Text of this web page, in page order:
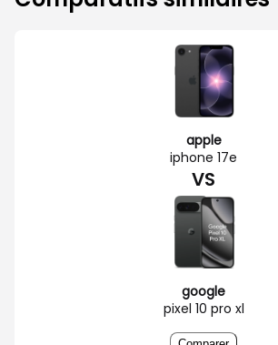
apple
iphone 17e
VS
google
pixel 10 pro xl